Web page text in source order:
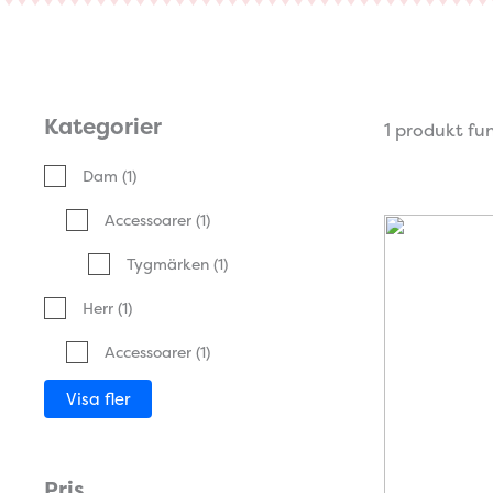
Kategorier
Dam (1)
Accessoarer (1)
Tygmärken (1)
Herr (1)
Accessoarer (1)
Visa fler
1 produkt